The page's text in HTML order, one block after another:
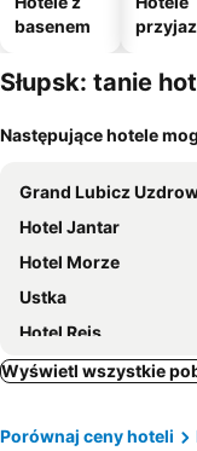
basenem
m
Słupsk: tanie
Następujące hotele
Grand Lubicz
Hotel Jantar
Hotel Morze
Ustka
Hotel Rejs
Szerokie Wody Sea &
Resident Rene
Wyświetl wszystkie
Porównaj ceny hoteli